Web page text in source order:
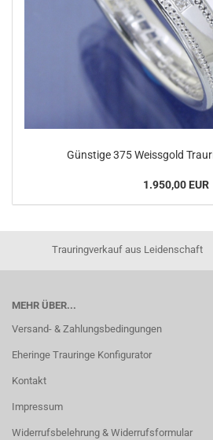
Günstige 375 Weissgold
1.950,00 EUR
Trauringverkauf aus Leidenschaft
MEHR ÜBER...
Versand- & Zahlungsbedingungen
Eheringe Trauringe Konfigurator
Kontakt
Impressum
Widerrufsbelehrung & Widerrufsformular